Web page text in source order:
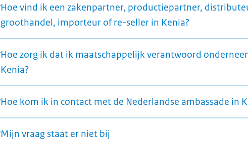
Hoe vind ik een zakenpartner, productiepartner,
groothandel, importeur of re-seller in Kenia?
Hoe zorg ik dat ik maatschappelijk verantwoord
Kenia?
Hoe kom ik in contact met de Nederlandse ambassade in
Mijn vraag staat er niet bij